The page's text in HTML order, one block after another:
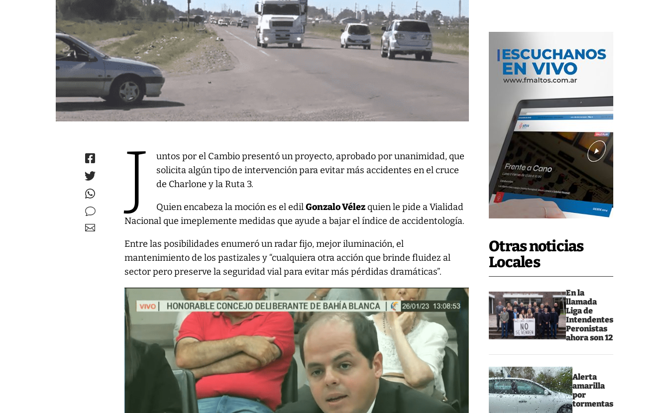
Otras noticias
Locales
En la
llamada
Liga de
Intendentes
Peronistas
ahora son 12
Alerta
amarilla
por
tormentas
J
untos por el Cambio presentó un proyecto, aprobado por unanimidad, que
solicita algún tipo de intervención para evitar más accidentes en el cruce
de Charlone y la Ruta 3.
Quien encabeza la moción es el edilGonzalo Vélezquien le pide a Vialidad
Nacional que imeplemente medidas que ayude a bajar el índice de accidentología.
Entre las posibilidades enumeró un radar fijo, mejor iluminación, el
mantenimiento de los pastizales y “cualquiera otra acción que brinde fluidez al
sector pero preserve la seguridad vial para evitar más pérdidas dramáticas”.